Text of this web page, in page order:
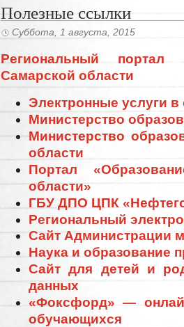
Полезные ссылки
Суббота, 1 августа, 2015
Региональный портал
Самарской области
Электронные услуги
Министерство
Министерство
области
Портал
области»
ГБУ ДПО ЦПК
Региональный
Сайт Администрации
Наука и образование
Сайт для детей и
данных
«Фоксфорд» —
обучающихся